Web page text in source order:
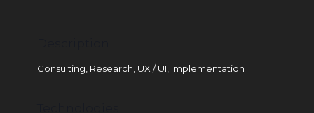
Consulting, Research, UX / UI, Implementation